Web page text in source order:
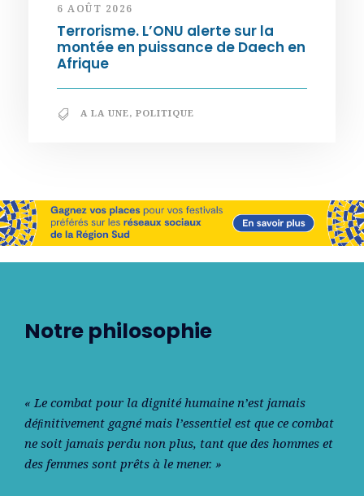
6 AOÛT 2026
Terrorisme. L’ONU alerte sur la
montée en puissance de Daech en
Afrique
A LA UNE, POLITIQUE
Notre philosophie
« Le combat pour la dignité humaine n’est jamais
déﬁnitivement gagné mais l’essentiel est que ce combat
ne soit jamais perdu non plus, tant que des hommes et
des femmes sont prêts à le mener. »